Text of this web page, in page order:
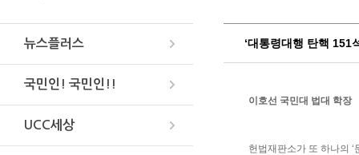
뉴스플러스
국민인! 국민인!!
UCC세상
‘대통령대행 탄핵 151
이호선 국민대 법대 학장
헌법재판소가 또 하나의